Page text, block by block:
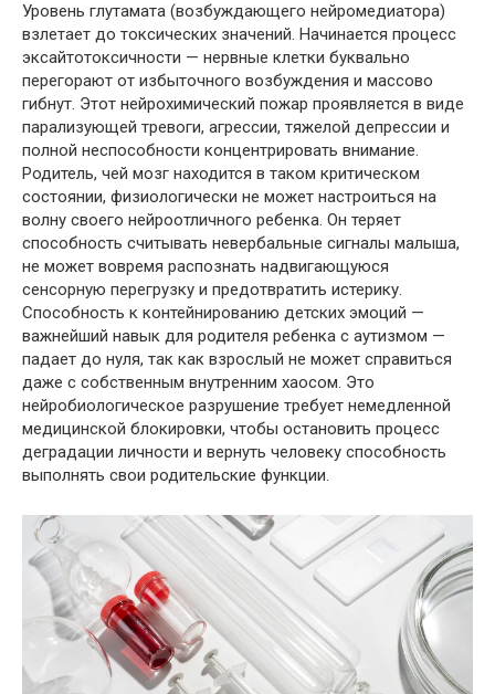
Уровень глутамата (возбуждающего нейромедиатора)
взлетает до токсических значений. Начинается процесс
эксайтотоксичности — нервные клетки буквально
перегорают от избыточного возбуждения и массово
гибнут. Этот нейрохимический пожар проявляется в виде
парализующей тревоги, агрессии, тяжелой депрессии и
полной неспособности концентрировать внимание.
Родитель, чей мозг находится в таком критическом
состоянии, физиологически не может настроиться на
волну своего нейроотличного ребенка. Он теряет
способность считывать невербальные сигналы малыша,
не может вовремя распознать надвигающуюся
сенсорную перегрузку и предотвратить истерику.
Способность к контейнированию детских эмоций —
важнейший навык для родителя ребенка с аутизмом —
падает до нуля, так как взрослый не может справиться
даже с собственным внутренним хаосом. Это
нейробиологическое разрушение требует немедленной
медицинской блокировки, чтобы остановить процесс
деградации личности и вернуть человеку способность
выполнять свои родительские функции.